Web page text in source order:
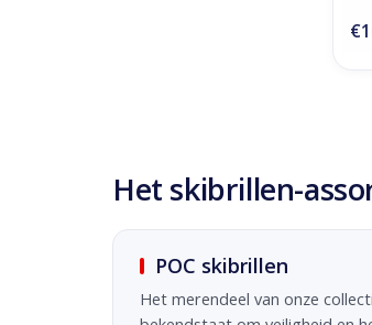
Het skibrillen-
POC skibrillen
Het merendeel van onze